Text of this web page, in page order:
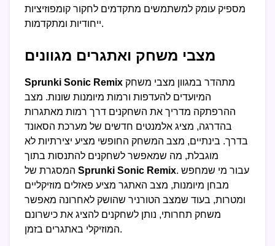
מספיק עומק למשתמשים מתקדמים לחקור קומפוזיציות
ייחודיות ומתקדמות.
מצבי משחק ואתגרים מגוונים
Sprunki Sonic Remix
המיועדים להעדפות ורמות מיומנות שונות. מצב
ההרפתקה מדריך את השחקנים דרך רמות מאתגרות
בהדרגה, מציג אלמנטים חדשים של מערכת הסאונד
בדרך. בינתיים, מצב המשחק החופשי מציע יצירתיות לא
מוגבלת, מה שמאפשר לשחקנים להתנסות בתוך
Sprunki Sonic Remix. עבור מי שמחפש
מבחן מיומנות, מצב האתגר מציע פאזלים מוזיקליים
ומטרות, בעוד שמצב הטורניר שהושק לאחרונה מאפשר
משחק תחרותי, נותן לשחקנים להציג את כישרונם
המוזיקלי באתגרים בזמן.